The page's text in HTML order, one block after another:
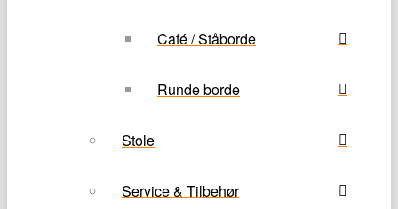
Café / Ståborde
Runde borde
Stole
Service & Tilbehør